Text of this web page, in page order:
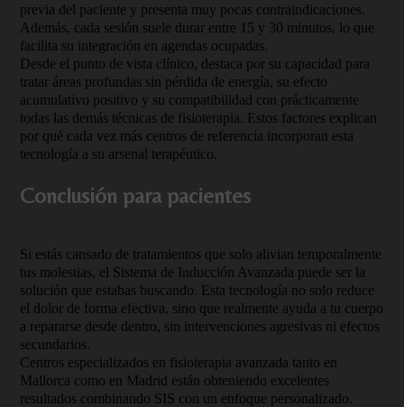
previa del paciente y presenta muy pocas contraindicaciones.
Además, cada sesión suele durar entre 15 y 30 minutos, lo que
facilita su integración en agendas ocupadas.
Desde el punto de vista clínico, destaca por su capacidad para
tratar áreas profundas sin pérdida de energía, su efecto
acumulativo positivo y su compatibilidad con prácticamente
todas las demás técnicas de fisioterapia. Estos factores explican
por qué cada vez más centros de referencia incorporan esta
tecnología a su arsenal terapéutico.
Conclusión para pacientes
Si estás cansado de tratamientos que solo alivian temporalmente
tus molestias, el Sistema de Inducción Avanzada puede ser la
solución que estabas buscando. Esta tecnología no solo reduce
el dolor de forma efectiva, sino que realmente ayuda a tu cuerpo
a repararse desde dentro, sin intervenciones agresivas ni efectos
secundarios.
Centros especializados en fisioterapia avanzada tanto en
Mallorca como en Madrid están obteniendo excelentes
resultados combinando SIS con un enfoque personalizado.